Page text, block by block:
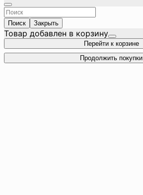
Поиск Закрыть
Товар добавлен в корзину
Перейти к корзине
Продолжить покупки